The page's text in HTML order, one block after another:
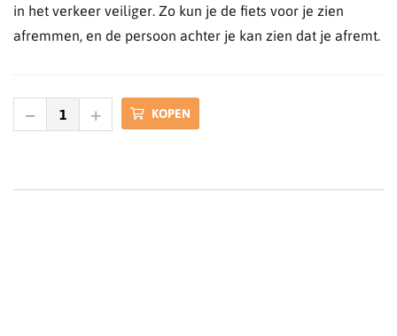
in het verkeer veiliger. Zo kun je de fiets voor je zien
afremmen, en de persoon achter je kan zien dat je afremt.
KOPEN